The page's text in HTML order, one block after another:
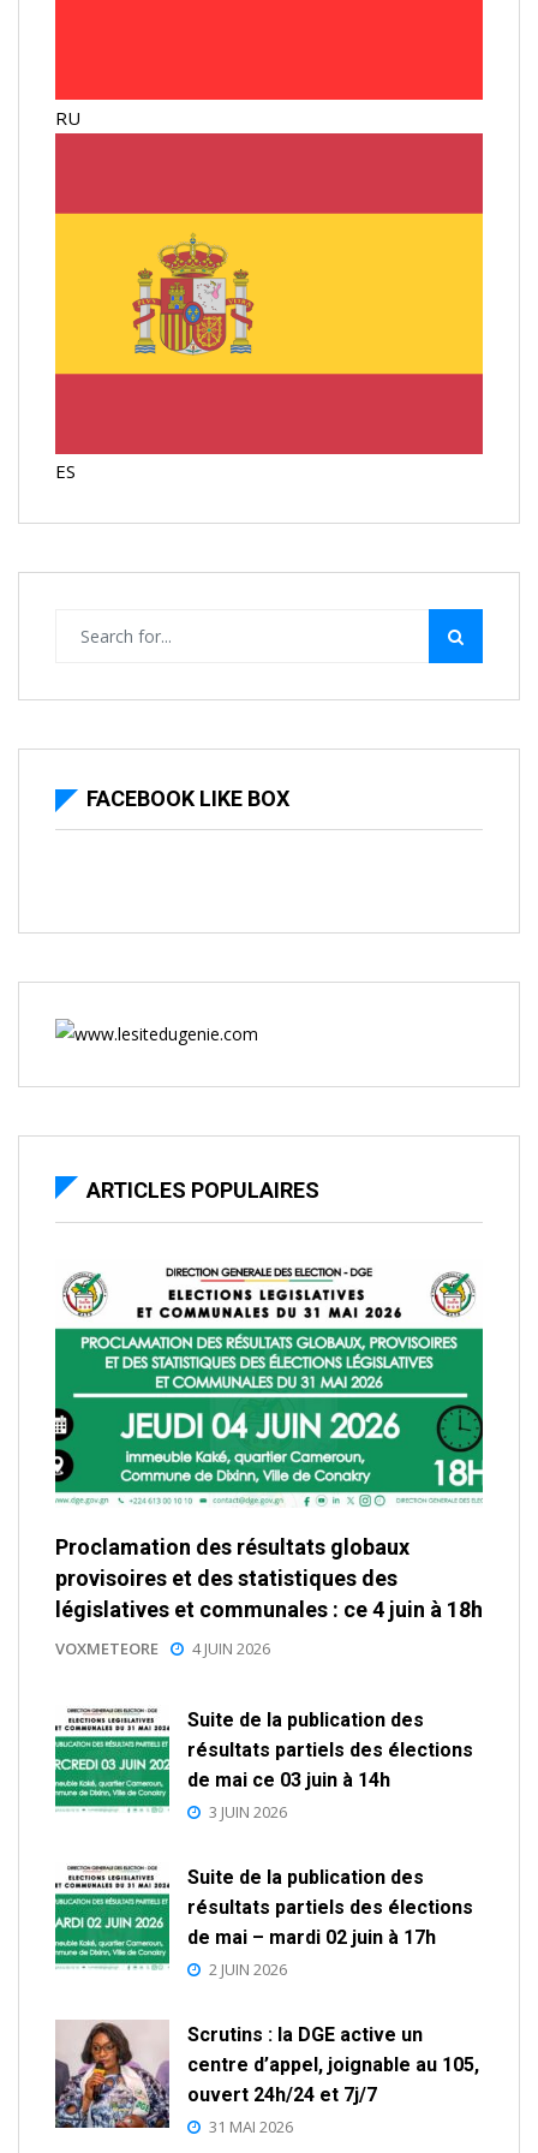
RU
ES
FACEBOOK LIKE BOX
ARTICLES POPULAIRES
Proclamation des résultats globaux
provisoires et des statistiques des
législatives et communales : ce 4 juin à 18h
VOXMETEORE 4 JUIN 2026
Suite de la publication des
résultats partiels des élections
de mai ce 03 juin à 14h
3 JUIN 2026
Suite de la publication des
résultats partiels des élections
de mai – mardi 02 juin à 17h
2 JUIN 2026
Scrutins : la DGE active un
centre d’appel, joignable au 105,
ouvert 24h/24 et 7j/7
31 MAI 2026